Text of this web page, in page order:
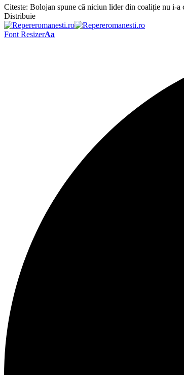
Citeste: Bolojan spune că niciun lider din coaliție nu i-a
Distribuie
Font ResizerAa